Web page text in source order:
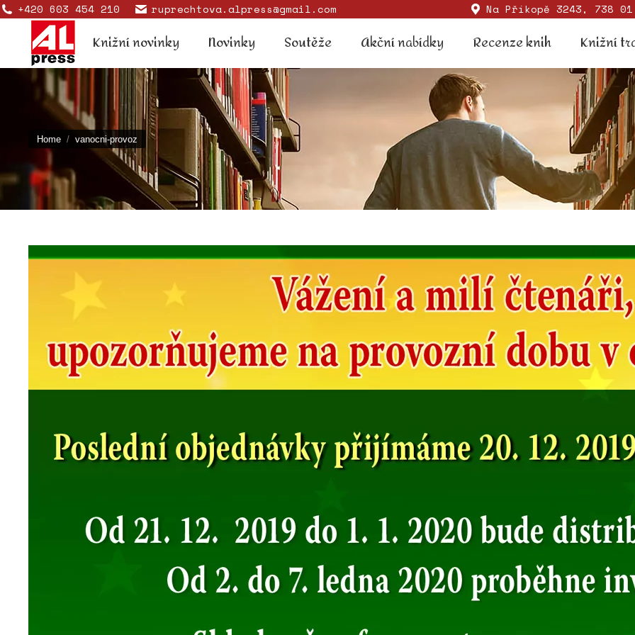
+420 603 454 210 ruprechtova.alpress@gmail.com Na Příkopě 3243, 738
Knižní novinky Novinky Soutěže Akční nabídky Recenze knih Knižní
You are here:
Home vanocni-provoz
Knižní novinky Novinky Soutěže Akční nabídky Recenze knih